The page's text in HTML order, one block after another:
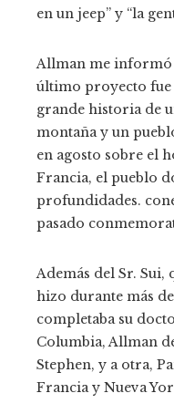
en un jeep” y “la
Allman me informó
último proyecto fue
grande historia de
montaña y un
en agosto sobre el
Francia, el pueblo
profundidades.
pasado
Además del Sr.
hizo durante más
completaba su
Columbia, Allman
Stephen, y a otra,
Francia y Nueva